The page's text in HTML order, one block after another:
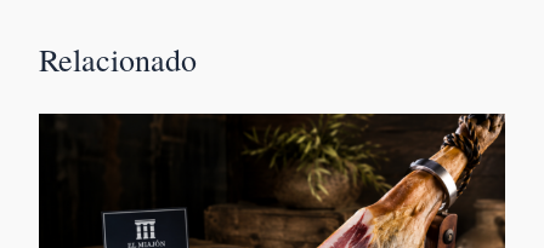
Relacionado